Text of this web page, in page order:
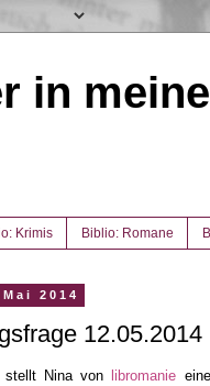
in
Krimis Biblio: Romane
2014
12.05.2014
stellt Nina von libromanie